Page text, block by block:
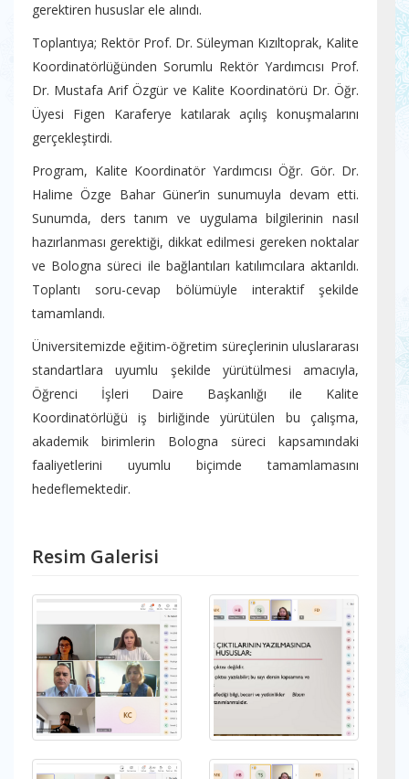
gerektiren hususlar ele alındı.
Toplantıya; Rektör Prof. Dr. Süleyman Kızıltoprak, Kalite
Koordinatörlüğünden Sorumlu Rektör Yardımcısı Prof.
Dr. Mustafa Arif Özgür ve Kalite Koordinatörü Dr. Öğr.
Üyesi Figen Karaferye katılarak açılış konuşmalarını
gerçekleştirdi.
Program, Kalite Koordinatör Yardımcısı Öğr. Gör. Dr.
Halime Özge Bahar Güner’in sunumuyla devam etti.
Sunumda, ders tanım ve uygulama bilgilerinin nasıl
hazırlanması gerektiği, dikkat edilmesi gereken noktalar
ve Bologna süreci ile bağlantıları katılımcılara aktarıldı.
Toplantı soru-cevap bölümüyle interaktif şekilde
tamamlandı.
Üniversitemizde eğitim-öğretim süreçlerinin uluslararası
standartlara uyumlu şekilde yürütülmesi amacıyla,
Öğrenci İşleri Daire Başkanlığı ile Kalite
Koordinatörlüğü iş birliğinde yürütülen bu çalışma,
akademik birimlerin Bologna süreci kapsamındaki
faaliyetlerini uyumlu biçimde tamamlamasını
hedeflemektedir.
Resim Galerisi